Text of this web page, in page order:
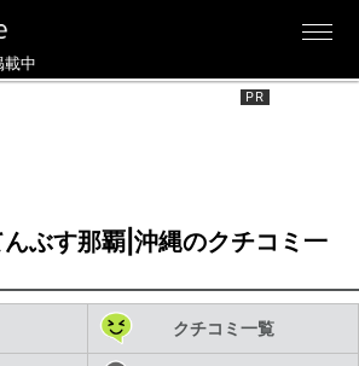
載中
ぶす那覇|沖縄のクチコミ一
クチコミ一覧